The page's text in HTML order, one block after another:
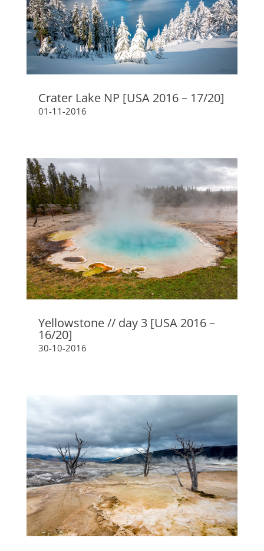
Crater Lake NP [USA 2016 – 17/20]
01-11-2016
Yellowstone // day 3 [USA 2016 –
16/20]
30-10-2016